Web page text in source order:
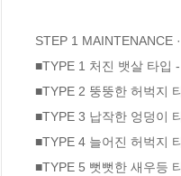
STEP 1 MAINTENANCE
■TYPE 1 처진 뱃살 타입
■TYPE 2 뚱뚱한 허벅지
■TYPE 3 납작한 엉덩이
■TYPE 4 늘어진 허벅지
■TYPE 5 뻣뻣한 새우등